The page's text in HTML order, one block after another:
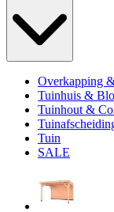
Overkapping
Tuinhuis &
Tuinhout &
Tuin
SALE